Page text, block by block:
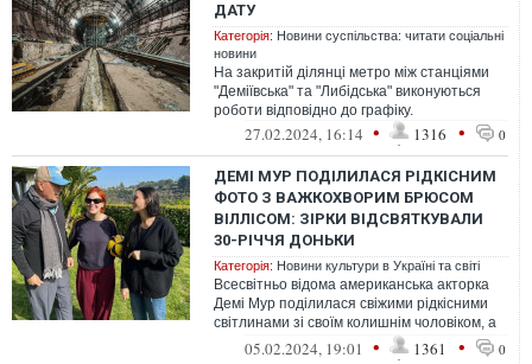
ДАТУ
Категорія: Новини суспільства: читати соціальні
новини
На закритій ділянці метро між станціями
"Деміївська" та "Либідська" виконуються
роботи відповідно до графіку.
27.02.2024, 16:14 • 1316 • 0
ДЕМІ МУР ПОДІЛИЛАСЯ РІДКІСНИМ
ФОТО З ВАЖКОХВОРИМ БРЮСОМ
ВІЛЛІСОМ: ЗІРКИ ВІДСВЯТКУВАЛИ
30-РІЧЧЯ ДОНЬКИ
Категорія: Новини культури в Україні та світі
Всесвітньо відома американська акторка
Демі Мур поділилася свіжими рідкісними
світлинами зі своїм колишнім чоловіком, а
за сумісництвом і колегою Брюс...
05.02.2024, 19:01 • 1361 • 0